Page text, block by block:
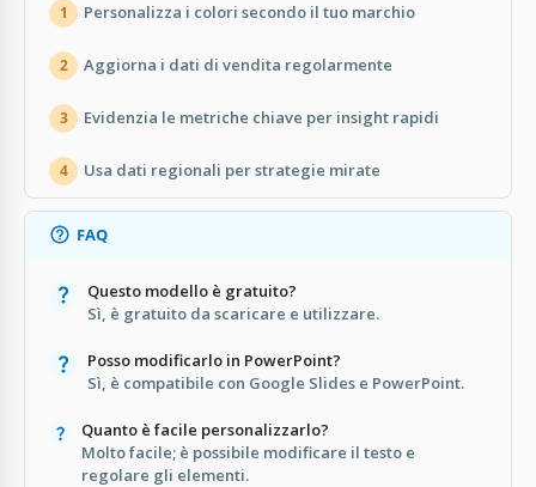
1 Personalizza i colori secondo il tuo marchio
2 Aggiorna i dati di vendita regolarmente
3 Evidenzia le metriche chiave per insight rapidi
4 Usa dati regionali per strategie mirate
FAQ
Questo modello è gratuito?
Sì, è gratuito da scaricare e utilizzare.
Posso modificarlo in PowerPoint?
Sì, è compatibile con Google Slides e PowerPoint.
Quanto è facile personalizzarlo?
Molto facile; è possibile modificare il testo e
regolare gli elementi.